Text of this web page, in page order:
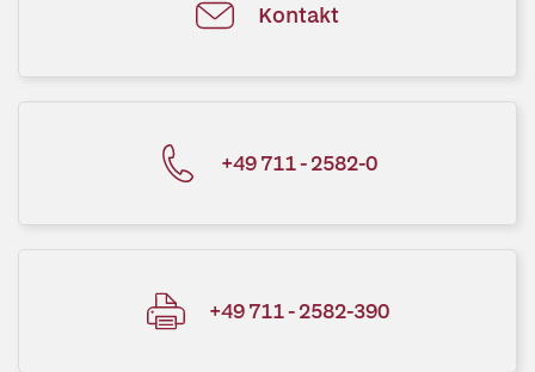
Kontakt
+49 711 - 2582-0
+49 711 - 2582-390